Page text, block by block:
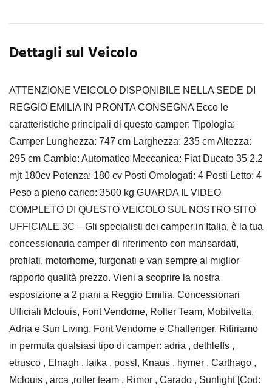
Dettagli sul Veicolo
ATTENZIONE VEICOLO DISPONIBILE NELLA SEDE DI
REGGIO EMILIA IN PRONTA CONSEGNA Ecco le
caratteristiche principali di questo camper: Tipologia:
Camper Lunghezza: 747 cm Larghezza: 235 cm Altezza:
295 cm Cambio: Automatico Meccanica: Fiat Ducato 35 2.2
mjt 180cv Potenza: 180 cv Posti Omologati: 4 Posti Letto: 4
Peso a pieno carico: 3500 kg GUARDA IL VIDEO
COMPLETO DI QUESTO VEICOLO SUL NOSTRO SITO
UFFICIALE 3C – Gli specialisti dei camper in Italia, è la tua
concessionaria camper di riferimento con mansardati,
profilati, motorhome, furgonati e van sempre al miglior
rapporto qualità prezzo. Vieni a scoprire la nostra
esposizione a 2 piani a Reggio Emilia. Concessionari
Ufficiali Mclouis, Font Vendome, Roller Team, Mobilvetta,
Adria e Sun Living, Font Vendome e Challenger. Ritiriamo
in permuta qualsiasi tipo di camper: adria , dethleffs ,
etrusco , Elnagh , laika , possl, Knaus , hymer , Carthago ,
Mclouis , arca ,roller team , Rimor , Carado , Sunlight [Cod: